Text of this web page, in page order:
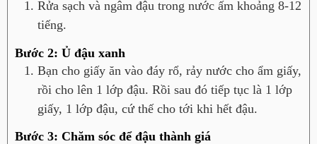
Rửa sạch và ngâm đậu trong nước ấm khoảng 8-12
tiếng.
Bước 2: Ủ đậu xanh
Bạn cho giấy ăn vào đáy rổ, rảy nước cho ẩm giấy,
rồi cho lên 1 lớp đậu. Rồi sau đó tiếp tục là 1 lớp
giấy, 1 lớp đậu, cứ thế cho tới khi hết đậu.
Bước 3: Chăm sóc để đậu thành giá